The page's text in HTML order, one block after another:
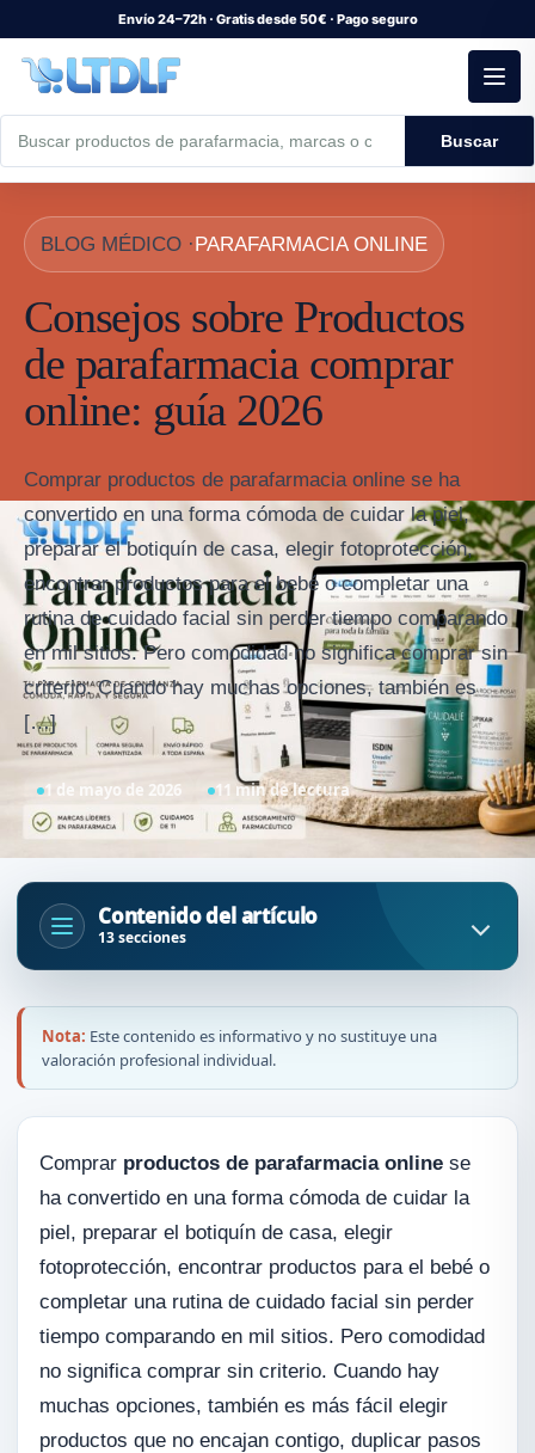
Envío 24–72h · Gratis desde 50€ · Pago seguro
Buscar
BLOG MÉDICO ·PARAFARMACIA ONLINE
Consejos sobre Productos
de parafarmacia comprar
online: guía 2026
Comprar productos de parafarmacia online se ha
convertido en una forma cómoda de cuidar la piel,
preparar el botiquín de casa, elegir fotoprotección,
encontrar productos para el bebé o completar una
rutina de cuidado facial sin perder tiempo comparando
en mil sitios. Pero comodidad no significa comprar sin
criterio. Cuando hay muchas opciones, también es
[…]
1 de mayo de 2026 11 min de lectura
Contenido del artículo
13 secciones
Nota: Este contenido es informativo y no sustituye una
valoración profesional individual.
Comprar productos de parafarmacia online se
ha convertido en una forma cómoda de cuidar la
piel, preparar el botiquín de casa, elegir
fotoprotección, encontrar productos para el bebé o
completar una rutina de cuidado facial sin perder
tiempo comparando en mil sitios. Pero comodidad
no significa comprar sin criterio. Cuando hay
muchas opciones, también es más fácil elegir
productos que no encajan contigo, duplicar pasos